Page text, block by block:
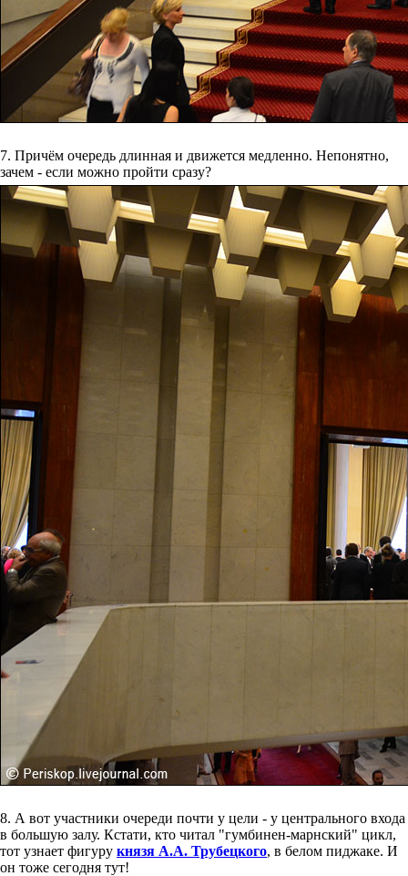
7. Причём очередь длинная и движется медленно. Непонятно,
зачем - если можно пройти сразу?
8. А вот участники очереди почти у цели - у центрального входа
в большую залу. Кстати, кто читал "гумбинен-марнский" цикл,
тот узнает фигуру князя А.А. Трубецкого, в белом пиджаке. И
он тоже сегодня тут!